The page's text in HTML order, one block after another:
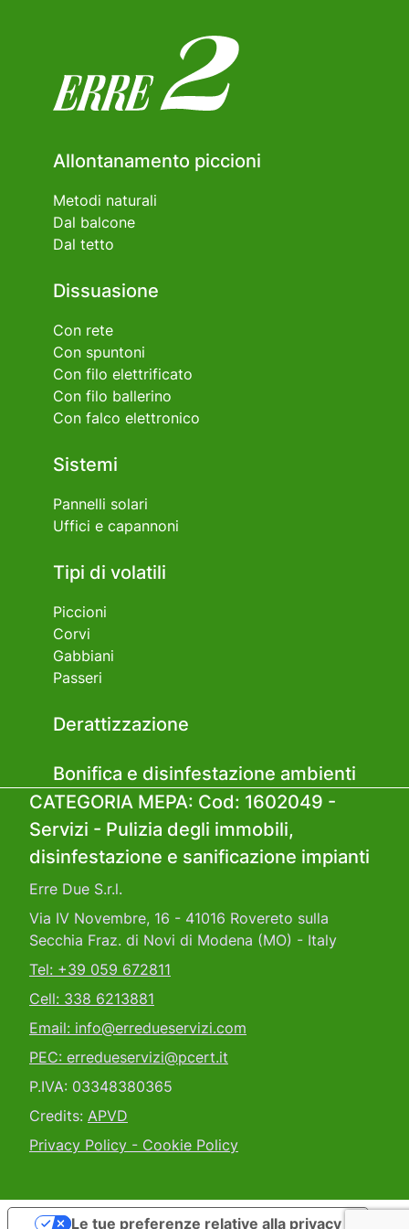
Allontanamento piccioni
Metodi naturali
Dal balcone
Dal tetto
Dissuasione
Con rete
Con spuntoni
Con filo elettrificato
Con filo ballerino
Con falco elettronico
Sistemi
Pannelli solari
Uffici e capannoni
Tipi di volatili
Piccioni
Corvi
Gabbiani
Passeri
Derattizzazione
Bonifica e disinfestazione ambienti
CATEGORIA MEPA: Cod: 1602049 -
Servizi - Pulizia degli immobili,
disinfestazione e sanificazione impianti
Erre Due S.r.l.
Via IV Novembre, 16 - 41016 Rovereto sulla
Secchia Fraz. di Novi di Modena (MO) - Italy
Tel: +39 059 672811
Cell: 338 6213881
Email: info@erredueservizi.com
PEC: erredueservizi@pcert.it
P.IVA: 03348380365
Credits: APVD
Privacy Policy - Cookie Policy
Le tue preferenze relative alla privacy